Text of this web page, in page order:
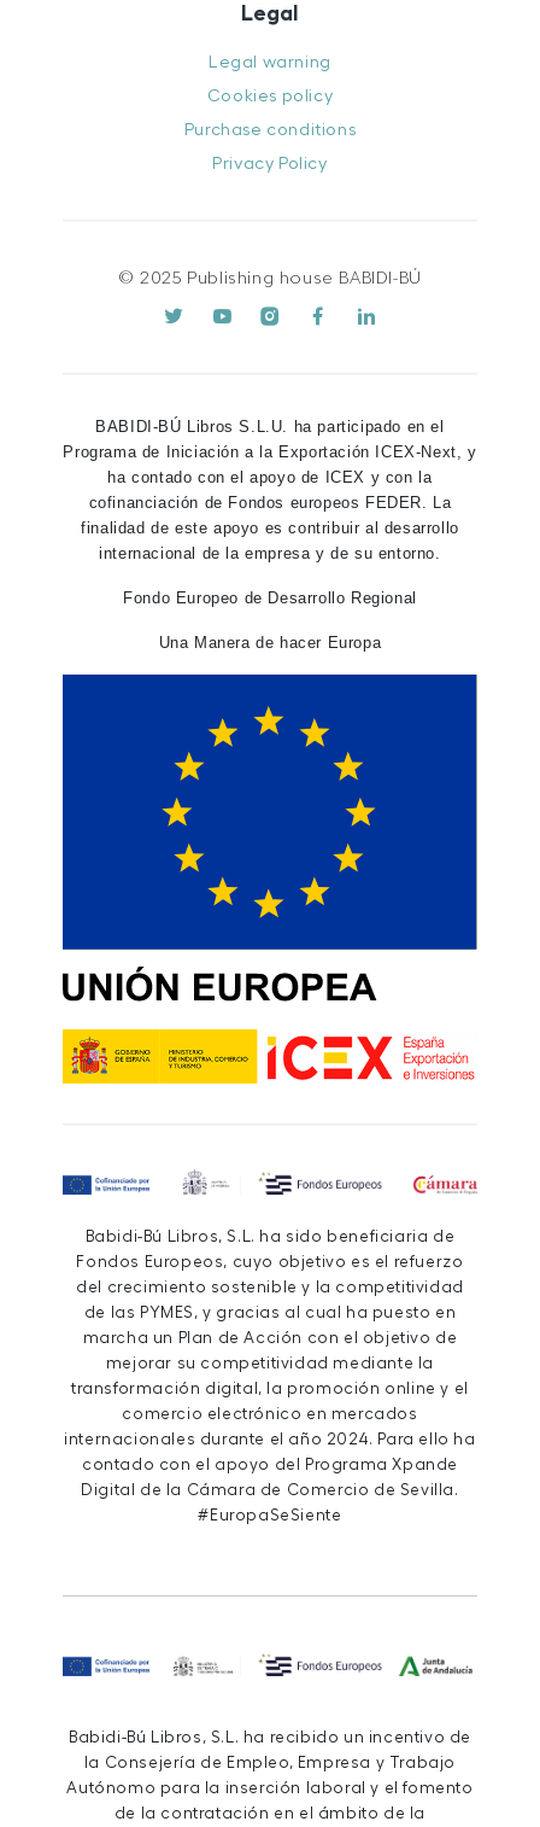
Legal
Legal warning
Cookies policy
Purchase conditions
Privacy Policy
© 2025 Publishing house BABIDI-BÚ
BABIDI-BÚ Libros S.L.U. ha participado en el
Programa de Iniciación a la Exportación ICEX-Next, y
ha contado con el apoyo de ICEX y con la
cofinanciación de Fondos europeos FEDER. La
finalidad de este apoyo es contribuir al desarrollo
internacional de la empresa y de su entorno.
Fondo Europeo de Desarrollo Regional
Una Manera de hacer Europa
Babidi-Bú Libros, S.L. ha sido beneficiaria de
Fondos Europeos, cuyo objetivo es el refuerzo
del crecimiento sostenible y la competitividad
de las PYMES, y gracias al cual ha puesto en
marcha un Plan de Acción con el objetivo de
mejorar su competitividad mediante la
transformación digital, la promoción online y el
comercio electrónico en mercados
internacionales durante el año 2024. Para ello ha
contado con el apoyo del Programa Xpande
Digital de la Cámara de Comercio de Sevilla.
#EuropaSeSiente
Babidi-Bú Libros, S.L. ha recibido un incentivo de
la Consejería de Empleo, Empresa y Trabajo
Autónomo para la inserción laboral y el fomento
de la contratación en el ámbito de la